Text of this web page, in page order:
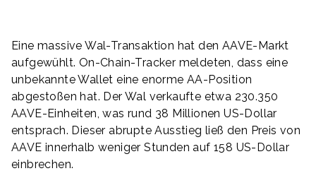
Eine massive Wal-Transaktion hat den AAVE-Markt
aufgewühlt. On-Chain-Tracker meldeten, dass eine
unbekannte Wallet eine enorme AA-Position
abgestoßen hat. Der Wal verkaufte etwa 230.350
AAVE-Einheiten, was rund 38 Millionen US-Dollar
entsprach. Dieser abrupte Ausstieg ließ den Preis von
AAVE innerhalb weniger Stunden auf 158 US-Dollar
einbrechen.